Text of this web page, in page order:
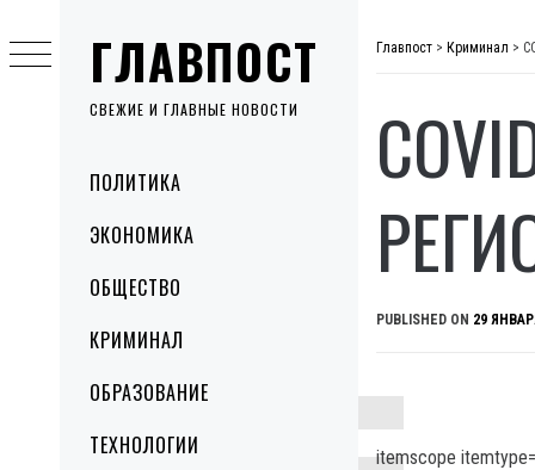
ГЛАВПОСТ
СВЕЖИЕ И ГЛАВНЫЕ НОВОСТИ
MenuПОЛИТИКА
ЭКОНОМИКА
ОБЩЕСТВО
КРИМИНАЛ
ОБРАЗОВАНИЕ
ТЕХНОЛОГИИ
to
content
Главпост > Криминал >
PUBLISHED ON 29
itemscope